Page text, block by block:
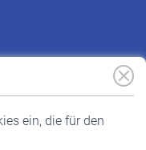
ein, die für den